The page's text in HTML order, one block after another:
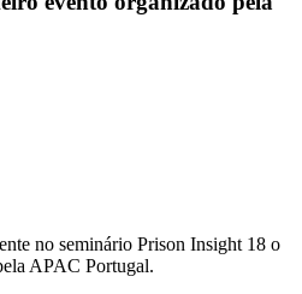
no seminário Prison Insight 18 o
APAC Portugal.